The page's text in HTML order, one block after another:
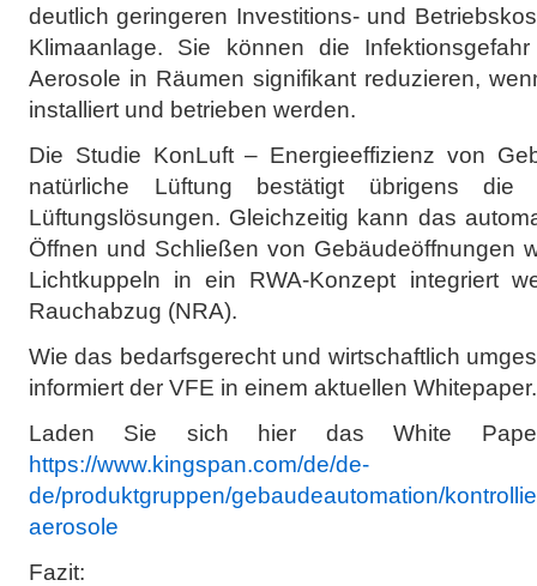
deutlich geringeren Investitions- und
Klimaanlage. Sie können die
Aerosole in Räumen signifikant reduzieren,
installiert und betrieben werden.
Die Studie KonLuft – Energieeffizienz von
natürliche Lüftung bestätigt übrigens die
Lüftungslösungen. Gleichzeitig kann das
Öffnen und Schließen von Gebäudeöffnungen
Lichtkuppeln in ein RWA-Konzept integriert
Rauchabzug (NRA).
Wie das bedarfsgerecht und wirtschaftlich
informiert der VFE in einem aktuellen Whitepaper.
Laden Sie sich hier das White
https://www.kingspan.com/de/de-
de/produktgruppen/gebaudeautomation/
aerosole
Fazit: